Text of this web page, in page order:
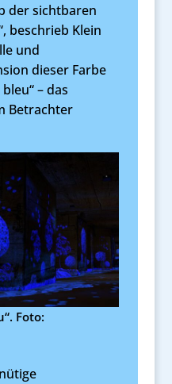
der sichtbaren
beschrieb Klein
und
dieser Farbe
– das
Betrachter
Foto: